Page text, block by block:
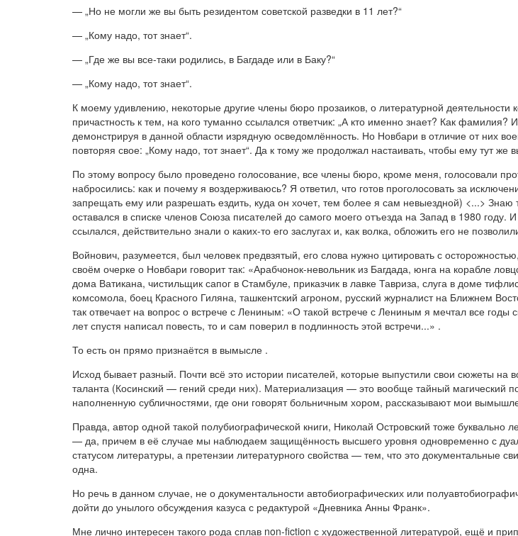
— „Но не могли же вы быть резидентом советской разведки в 11 лет?“
— „Кому надо, тот знает“.
— „Где же вы все-таки родились, в Багдаде или в Баку?“
— „Кому надо, тот знает“.
К моему удивлению, некоторые другие члены бюро прозаиков, о литературной
причастность к тем, на кого туманно ссылался ответчик: „А кто именно знает? Как
демонстрируя в данной области изрядную осведомлённость. Но Новбари в отличие от них
повторяя свое: „Кому надо, тот знает“. Да к тому же продолжал настаивать, чтобы ему тут
По этому вопросу было проведено голосование, все члены бюро, кроме меня, голосовали
набросились: как и почему я воздерживаюсь? Я ответил, что готов проголосовать за
запрещать ему или разрешать ездить, куда он хочет, тем более я сам невыездной) <...> Знаю
оставался в списке членов Союза писателей до самого моего отъезда на Запад в 1980
ссылался, действительно знали о каких-то его заслугах и, как волка, обложить его не
Войнович, разумеется, был человек предвзятый, его слова нужно цитировать с
своём очерке о Новбари говорит так: «Арабчонок-невольник из Багдада, юнга на корабле
дома Ватикана, чистильщик сапог в Стамбуле, приказчик в лавке Тавриза, слуга в доме
комсомола, боец Красного Гиляна, ташкентский агроном, русский журналист на Ближнем
так отвечает на вопрос о встрече с Лениным: «О такой встрече с Лениным я мечтал все
лет спустя написал повесть, то и сам поверил в подлинность этой встречи...» .
То есть он прямо признаётся в вымысле .
Исход бывает разный. Почти всё это истории писателей, которые выпустили свои сюжеты
таланта (Косинский — гений среди них). Материализация — это вообще тайный магический
наполненную субличностями, где они говорят больничным хором, рассказывают мои
Правда, автор одной такой полубиографической книги, Николай Островский тоже
— да, причем в её случае мы наблюдаем защищённость высшего уровня одновременно с
статусом литературы, а претензии литературного свойства — тем, что это документальные
одна.
Но речь в данном случае, не о документальности автобиографических или
дойти до унылого обсуждения казуса с редактурой «Дневника Анны Франк».
Мне лично интересен такого рода сплав non-fiction с художественной литературой, ещё и